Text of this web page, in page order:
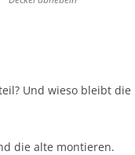
Und wieso bleibt die
die alte montieren.